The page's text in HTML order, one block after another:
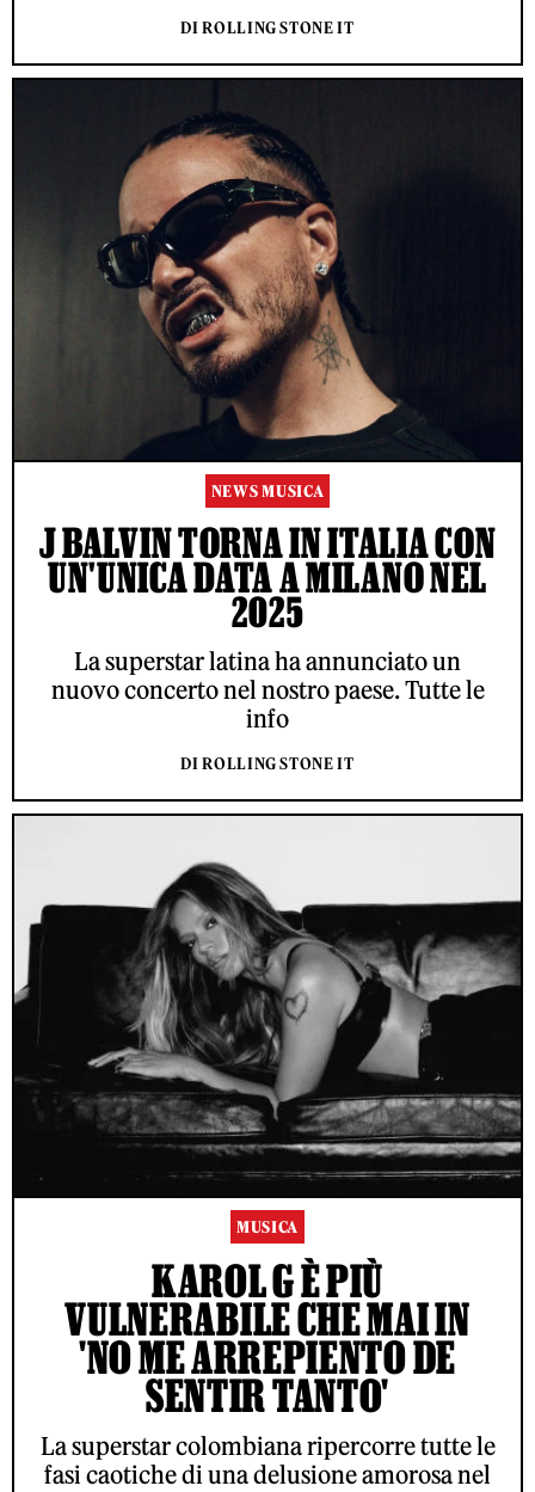
DI ROLLING STONE IT
NEWS MUSICA
J BALVIN TORNA IN ITALIA CON
UN'UNICA DATA A MILANO NEL
2025
La superstar latina ha annunciato un
nuovo concerto nel nostro paese. Tutte le
info
DI ROLLING STONE IT
MUSICA
KAROL G È PIÙ
VULNERABILE CHE MAI IN
'NO ME ARREPIENTO DE
SENTIR TANTO'
La superstar colombiana ripercorre tutte le
fasi caotiche di una delusione amorosa nel